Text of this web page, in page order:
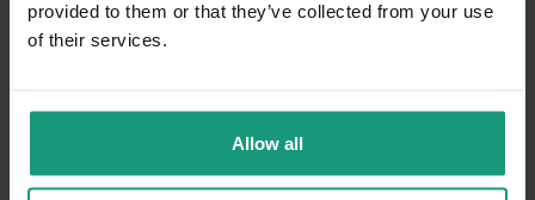
provided to them or that they’ve collected from your use
of their services.
Allow all